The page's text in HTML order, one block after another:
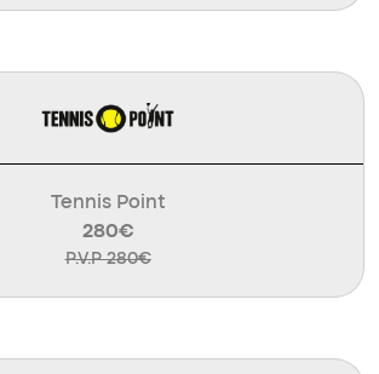
Tennis Point
280€
P.V.P 280€